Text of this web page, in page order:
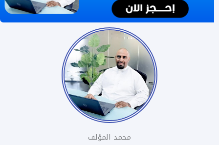
محمد المؤلف